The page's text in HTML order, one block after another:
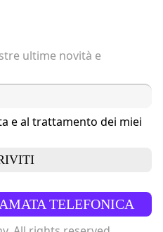
ultime novità e
e al trattamento dei miei
TELEFONICA